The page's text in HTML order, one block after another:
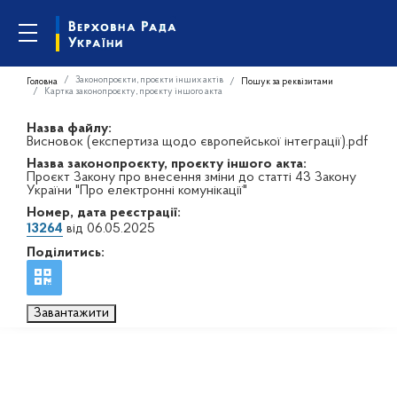
Головна Законопроєкти, проєкти інших актів
Пошук за реквізитами
Картка законопроєкту, проєкту іншого акта
Назва файлу:
Висновок (експертиза щодо європейської інтеграції).pdf
Назва законопроєкту, проєкту іншого акта:
Проєкт Закону про внесення зміни до статті 43 Закону
України "Про електронні комунікації"
Номер, дата реєстрації:
13264 від 06.05.2025
Поділитись:
Завантажити